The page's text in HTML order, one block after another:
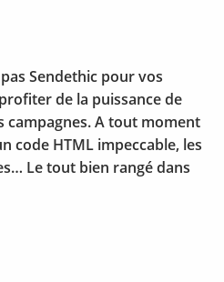
Sendethic pour vos
de la puissance de
campagnes. A tout moment
code HTML impeccable, les
Le tout bien rangé dans